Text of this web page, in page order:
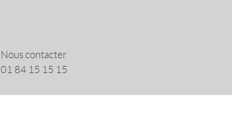
Nous contacter
01 84 15 15 15